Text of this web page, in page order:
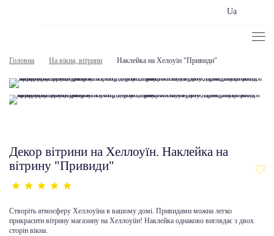
Ua
Головна На вікна, вітрини Наклейка на Хелоуін "Привиди"
Декор вітрини на Хеллоуїн. Наклейка на
вітрину "Привиди"
Створіть атмосферу Хеллоуїна в вашому домі. Привидами можна легко
прикрасити вітрину магазину на Хеллоуіін! Наклейка однаково виглядає з двох
сторін вікна.